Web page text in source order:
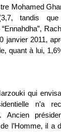
Mohamed
tandis
janvier 2011,
quant à lui,
qui
n’a
Ancien
l’Homme, il a